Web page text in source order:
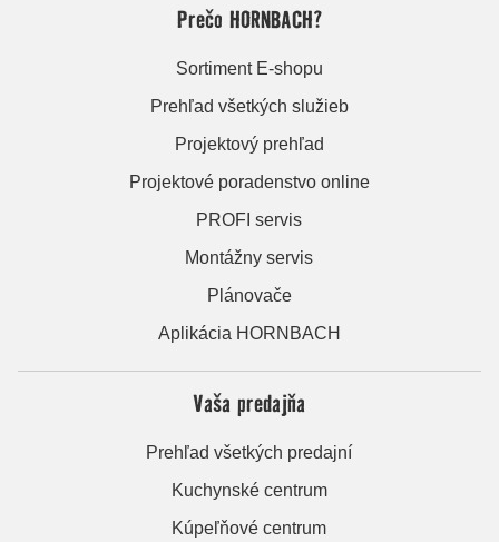
Prečo HORNBACH?
Sortiment E-shopu
Prehľad všetkých služieb
Projektový prehľad
Projektové poradenstvo online
PROFI servis
Montážny servis
Plánovače
Aplikácia HORNBACH
Vaša predajňa
Prehľad všetkých predajní
Kuchynské centrum
Kúpeľňové centrum